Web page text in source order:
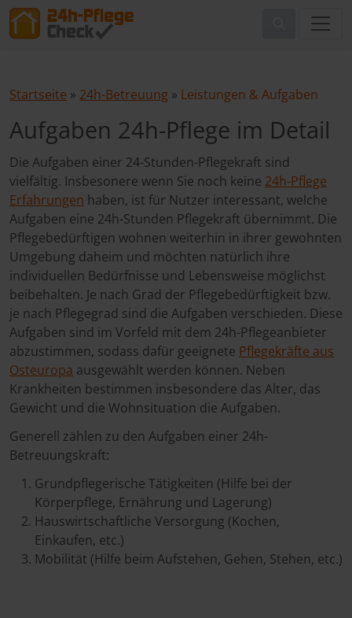
Startseite » 24h-Betreuung » Leistungen & Aufgaben
Aufgaben 24h-Pflege im Detail
Die Aufgaben einer 24-Stunden-Pflegekraft sind
vielfältig. Insbesonere wenn Sie noch keine 24h-Pflege
Erfahrungen haben, ist für Nutzer interessant, welche
Aufgaben eine 24h-Stunden Pflegekraft übernimmt. Die
Pflegebedürftigen wohnen weiterhin in ihrer gewohnten
Umgebung daheim und möchten natürlich ihre
individuellen Bedürfnisse und Lebensweise möglichst
beibehalten. Je nach Grad der Pflegebedürftigkeit bzw.
je nach Pflegegrad sind die Aufgaben verschieden. Diese
Aufgaben sind im Vorfeld mit dem 24h-Pflegeanbieter
abzustimmen, sodass dafür geeignete Pflegekräfte aus
Osteuropa ausgewählt werden können. Neben
Krankheiten bestimmen insbesondere das Alter, das
Gewicht und die Wohnsituation die Aufgaben.
Generell zählen zu den Aufgaben einer 24h-
Betreuungskraft:
Grundpflegerische Tätigkeiten (Hilfe bei der
Körperpflege, Ernährung und Lagerung)
Hauswirtschaftliche Versorgung (Kochen,
Einkaufen, etc.)
Mobilität (Hilfe beim Aufstehen, Gehen, Stehen, etc.)